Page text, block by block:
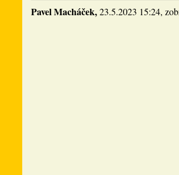
Pavel Macháček,23.5.2023 15:24,